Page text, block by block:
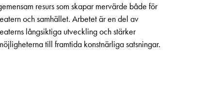
resurs som skapar mervärde både för
och samhället. Arbetet är en del av
långsiktiga utveckling och stärker
till framtida konstnärliga satsningar.